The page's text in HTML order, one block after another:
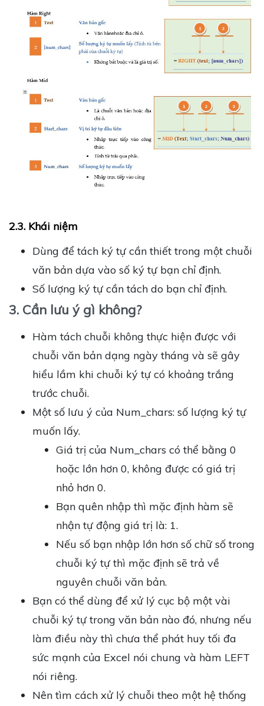
2.3. Khái niệm
Dùng để tách ký tự cần thiết trong một chuỗi
văn bản dựa vào số ký tự bạn chỉ định.
Số lượng ký tự cần tách do bạn chỉ định.
3. Cần lưu ý gì không?
Hàm tách chuỗi không thực hiện được với
chuỗi văn bản dạng ngày tháng và sẽ gây
hiểu lầm khi chuỗi ký tự có khoảng trắng
trước chuỗi.
Một số lưu ý của Num_chars: số lượng ký tự
muốn lấy.
Giá trị của Num_chars có thể bằng 0
hoặc lớn hơn 0, không được có giá trị
nhỏ hơn 0.
Bạn quên nhập thì mặc định hàm sẽ
nhận tự động giá trị là: 1.
Nếu số bạn nhập lớn hơn số chữ số trong
chuỗi ký tự thì mặc định sẽ trả về
nguyên chuỗi văn bản.
Bạn có thể dùng để xử lý cục bộ một vài
chuỗi ký tự trong văn bản nào đó, nhưng nếu
làm điều này thì chưa thể phát huy tối đa
sức mạnh của Excel nói chung và hàm LEFT
nói riêng.
Nên tìm cách xử lý chuỗi theo một hệ thống